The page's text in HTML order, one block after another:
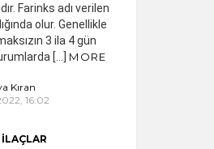
Farinks adı verilen
olur. Genellikle
3 ila 4 gün
[…] MORE
Kıran
16:02
İLAÇLAR